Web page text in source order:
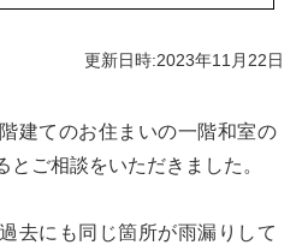
更新日時:2023年11月22日
建てのお住まいの一階和室の
とご相談をいただきました。
去にも同じ箇所が雨漏りして